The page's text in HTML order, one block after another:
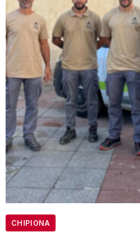
CHIPIONA